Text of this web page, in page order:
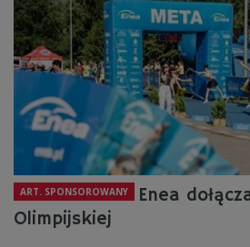
ART. SPONSOROWANY
Enea
Olimpijskiej